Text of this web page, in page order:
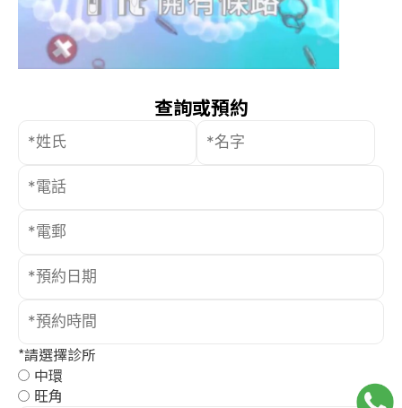
查詢或預約
*請選擇診所
中環
旺角